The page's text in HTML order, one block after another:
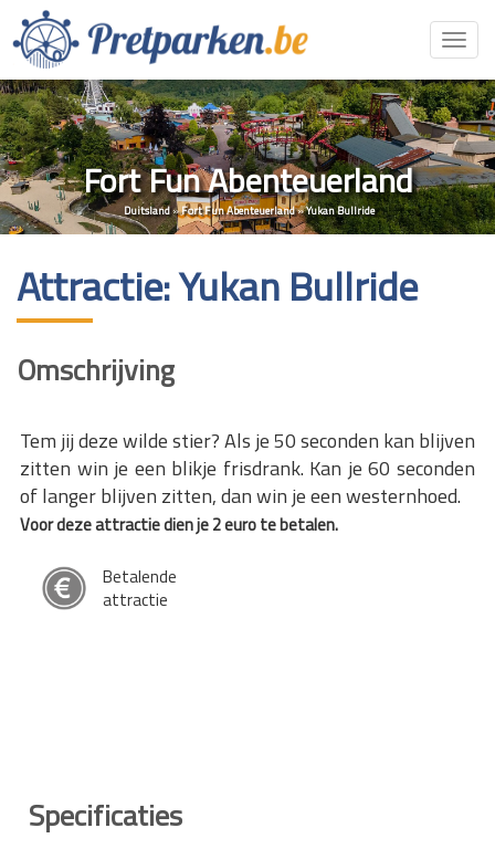
Fort Fun Abenteuerland
Duitsland»Fort Fun Abenteuerland»Yukan Bullride
Attractie: Yukan Bullride
Omschrijving
Tem jij deze wilde stier? Als je 50 seconden kan blijven
zitten win je een blikje frisdrank. Kan je 60 seconden
of langer blijven zitten, dan win je een westernhoed.
Voor deze attractie dien je 2 euro te betalen.
Betalende
attractie
Specificaties